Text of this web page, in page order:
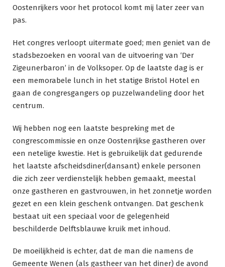
Oostenrijkers voor het protocol komt mij later zeer van
pas.
Het congres verloopt uitermate goed; men geniet van de
stadsbezoeken en vooral van de uitvoering van ‘Der
Zigeunerbaron’ in de Volksoper. Op de laatste dag is er
een memorabele lunch in het statige Bristol Hotel en
gaan de congresgangers op puzzelwandeling door het
centrum.
Wij hebben nog een laatste bespreking met de
congrescommissie en onze Oostenrijkse gastheren over
een netelige kwestie. Het is gebruikelijk dat gedurende
het laatste afscheidsdiner(dansant) enkele personen
die zich zeer verdienstelijk hebben gemaakt, meestal
onze gastheren en gastvrouwen, in het zonnetje worden
gezet en een klein geschenk ontvangen. Dat geschenk
bestaat uit een speciaal voor de gelegenheid
beschilderde Delftsblauwe kruik met inhoud.
De moeilijkheid is echter, dat de man die namens de
Gemeente Wenen (als gastheer van het diner) de avond